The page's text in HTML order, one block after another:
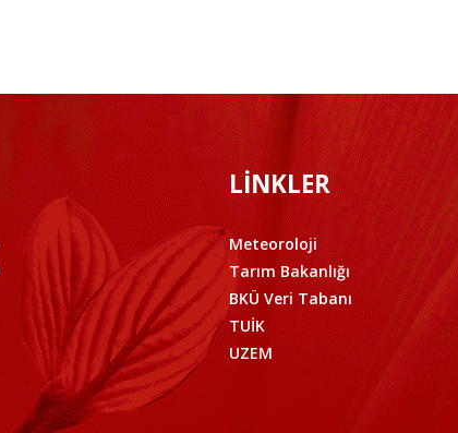
LİNKLER
Meteoroloji
Tarım Bakanlığı
BKÜ Veri Tabanı
TUİK
UZEM